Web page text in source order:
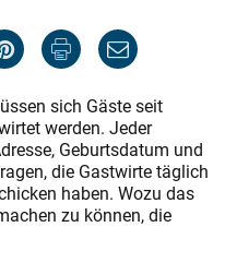
sich Gäste seit
werden. Jeder
Geburtsdatum und
die Gastwirte täglich
haben. Wozu das
zu können, die